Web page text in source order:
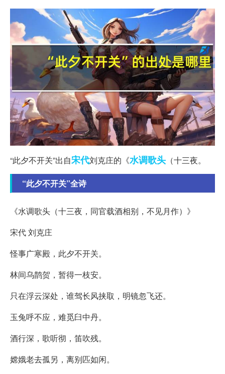
“此夕不开关”出自宋代刘克庄的《水调歌头 （十三夜。
“此夕不开关”全诗
《水调歌头（十三夜，同官载酒相别，不见月作）》
宋代 刘克庄
怪事广寒殿，此夕不开关。
林间乌鹊贺，暂得一枝安。
只在浮云深处，谁驾长风挟取，明镜忽飞还。
玉兔呼不应，难觅臼中丹。
酒行深，歌听彻，笛吹残。
嫦娥老去孤另，离别匹如闲。